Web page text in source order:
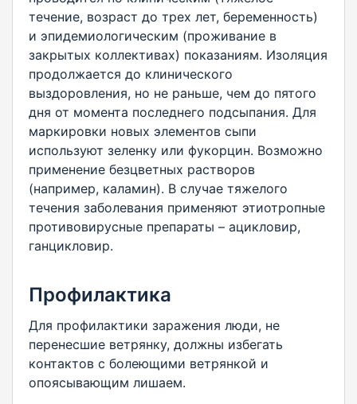
течение, возраст до трех лет, беременность)
и эпидемиологическим (проживание в
закрытых коллективах) показаниям. Изоляция
продолжается до клинического
выздоровления, но не раньше, чем до пятого
дня от момента последнего подсыпания. Для
маркировки новых элементов сыпи
используют зеленку или фукорцин. Возможно
применение безцветных растворов
(например, каламин). В случае тяжелого
течения заболевания применяют этиотропные
противовирусные препараты – ацикловир,
ганцикловир.
Профилактика
Для профилактики заражения люди, не
перенесшие ветрянку, должны избегать
контактов с болеющими ветрянкой и
опоясывающим лишаем.